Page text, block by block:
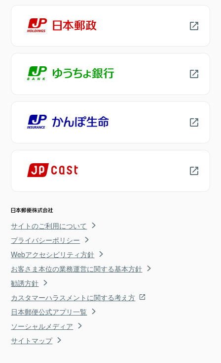
サイトのご利用について
プライバシーポリシー
Webアクセシビリティ方針
お客さま本位の業務運営に関する基本方針
勧誘方針
カスタマーハラスメントに関する考え方
日本郵便公式アプリ一覧
ソーシャルメディア
サイトマップ